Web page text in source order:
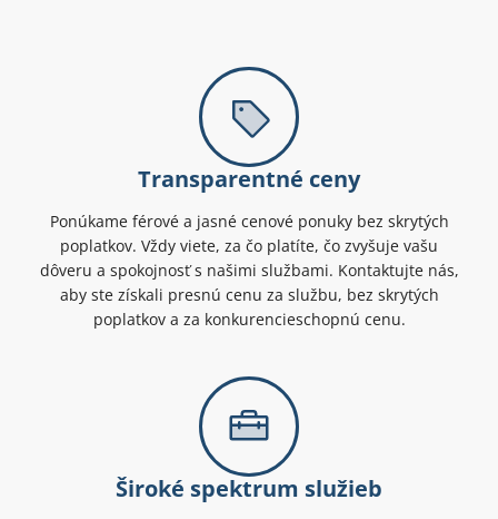
Transparentné ceny
Ponúkame férové a jasné cenové ponuky bez skrytých
poplatkov. Vždy viete, za čo platíte, čo zvyšuje vašu
dôveru a spokojnosť s našimi službami. Kontaktujte nás,
aby ste získali presnú cenu za službu, bez skrytých
poplatkov a za konkurencieschopnú cenu.
Široké spektrum služieb